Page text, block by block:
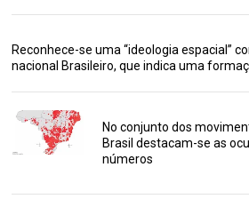
Reconhece-se uma “ideologia espacial”
nacional Brasileiro, que indica uma
No conjunto dos
Brasil destacam-se as
números